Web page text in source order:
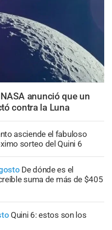
anunció que un
contra la Luna
asciende el fabuloso
sorteo del Quini 6
De dónde es el
suma de más de $405
Quini 6: estos son los